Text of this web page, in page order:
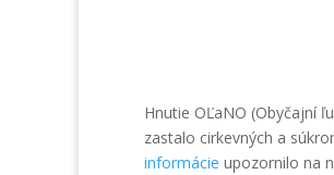
Hnutie OĽaNO (Obyčajní
zastalo cirkevných a
informácie upozornilo na